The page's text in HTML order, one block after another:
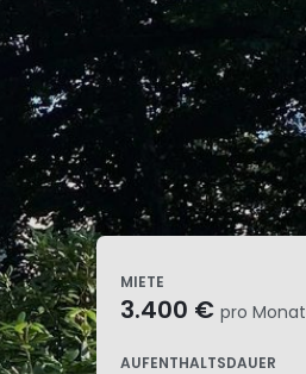
MIETE
3.400 € pro Monat
AUFENTHALTSDAUER